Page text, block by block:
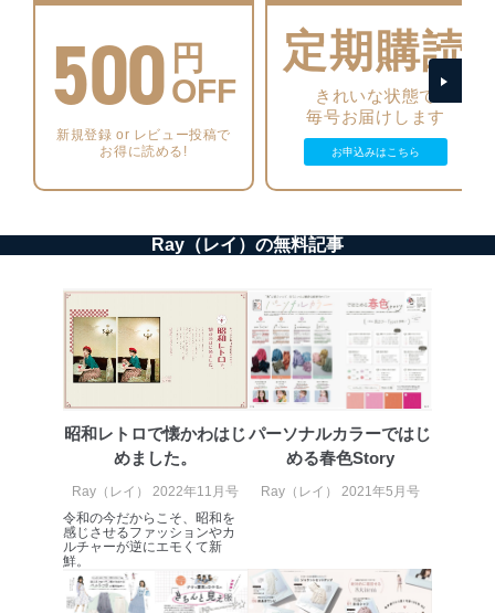
に、下記セキュリティ対策をはじめとする安全対策を実
施し、個人情報の漏えい、滅失またはき損の防止及び是
正に努めます。
アクセス制御
個人データを取り扱うことのできる機器及び当該
機器を取り扱う従業者を明確化し、 個人データへ
の不要なアクセスを防止しています。
アクセス者の識別と認証
ベース等を取り扱う情報システムを使用する従業
外部からの不正アクセス等の防止
個人データを取り扱う機器等のオペレーティング
システムを最新の状態に保持しています。
個人データを取り扱う機器等にセキュリティ対策
ソフトウェア等を導入し、自動更新 機能等の活用
情報システムの使用に伴う漏洩等の防止
送信する場合に、当該ファイルへのパスワードを
設定しています。
個人情報保護マネジメントシステムの継続的改善
当社は、内部監査及びマネジメントレビューの機会を通
500 円
OFF
新規登録 or レビュー投稿で
お得に読める!
定期購読
きれいな状態で
毎号お届けします
お申込みはこちら
Ray（レイ）の無料記事
昭和レトロで懐かわはじ
めました。
Ray（レイ） 2022年11月号
令和の今だからこそ、昭和を
感じさせるファッションやカ
ルチャーが逆にエモくて新
鮮。
パーソナルカラーではじ
める春色Story
Ray（レイ） 2021年5月号